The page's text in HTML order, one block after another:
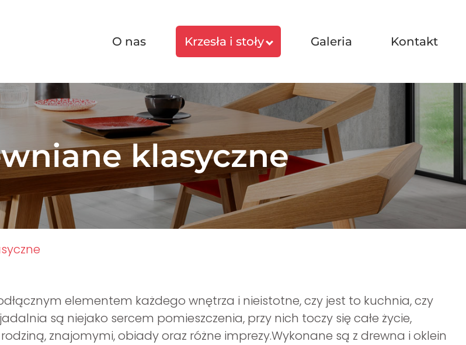
O nas Krzesła i stoły Galeria Kontakt
elementem każdego wnętrza i nieistotne, czy jest to kuchnia, czy
są niejako sercem pomieszczenia, przy nich toczy się całe życie,
znajomymi, obiady oraz różne imprezy.Wykonane są z drewna i oklein
klasyczne